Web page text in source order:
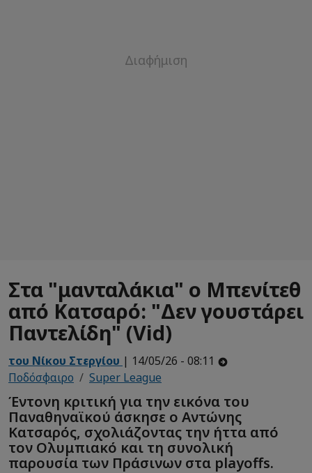
Στα "μανταλάκια" ο Μπενίτεθ
από Κατσαρό: "Δεν γουστάρει
Παντελίδη" (Vid)
του Νίκου Στεργίου | 14/05/26 - 08:11
Ποδόσφαιρο
Super League
Έντονη κριτική για την εικόνα του
Παναθηναϊκού άσκησε ο Αντώνης
Κατσαρός, σχολιάζοντας την ήττα από
τον Ολυμπιακό και τη συνολική
παρουσία των Πράσινων στα playoffs.